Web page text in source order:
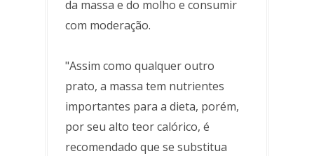
da massa e do molho e consumir
com moderação.
"Assim como qualquer outro
prato, a massa tem nutrientes
importantes para a dieta, porém,
por seu alto teor calórico, é
recomendado que se substitua